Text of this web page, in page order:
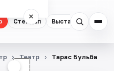
Стендап Выставки
×
☾
Театр Тарас Бульба